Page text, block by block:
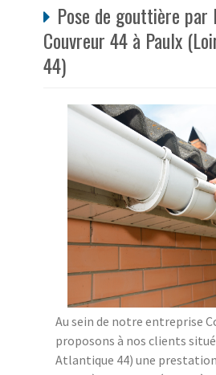
Pose de gouttière par
Couvreur 44 à Paulx
44)
Au sein de notre entreprise
proposons à nos clients
Atlantique 44) une